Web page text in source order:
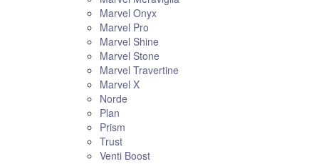
Marvel Onyx
Marvel Pro
Marvel Shine
Marvel Stone
Marvel Travertine
Marvel X
Norde
Plan
Prism
Trust
Venti Boost